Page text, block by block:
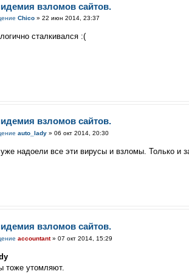
взломов сайтов.
Chico» 22 июн 2014, 23:37
сталкивался :(
взломов сайтов.
auto_lady» 06 окт 2014, 20:30
надоели все эти вирусы и взломы. Только
взломов сайтов.
accountant» 07 окт 2014, 15:29
тоже утомляют.